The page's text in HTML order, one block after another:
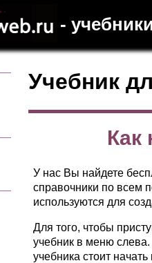
-
Учебник
Как
У нас Вы найдете
справочники по всем
используются для
Для того, чтобы
учебник в меню
учебника стоит